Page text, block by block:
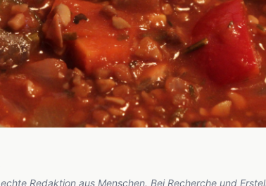
Redaktion aus Menschen. Bei Recherche und